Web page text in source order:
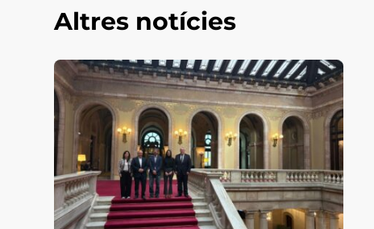
Altres notícies